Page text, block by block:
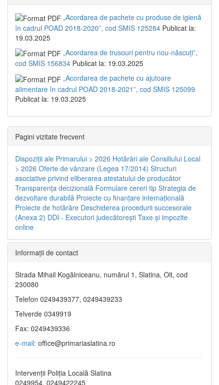
„Acordarea de pachete cu produse de igienă
în cadrul POAD 2018-2020”, cod SMIS 125284 Publicat la:
19.03.2025
„Acordarea de trusouri pentru nou-născuți”,
cod SMIS 156834 Publicat la: 19.03.2025
„Acordarea de pachete cu ajutoare
alimentare în cadrul POAD 2018-2021”, cod SMIS 125099
Publicat la: 19.03.2025
Pagini vizitate frecvent
Dispoziţii ale Primarului > 2026 Hotărâri ale Consiliului Local
> 2026 Oferte de vânzare (Legea 17/2014) Structuri
asociative privind eliberarea atestatului de producător
Transparenţa decizională Formulare cereri tip Strategia de
dezvoltare durabilă Proiecte cu finanţare internaţională
Proiecte de hotărâre Deschiderea procedurii succesorale
(Anexa 2) DDI - Executori judecătorești Taxe şi impozite
online
Informaţii de contact
Strada Mihail Kogălniceanu, numărul 1, Slatina, Olt, cod
230080
Telefon 0249439377, 0249439233
Telverde 0349919
Fax: 0249439336
e-mail: office@primariaslatina.ro
Intervenții Poliția Locală Slatina
0249954, 0249422245